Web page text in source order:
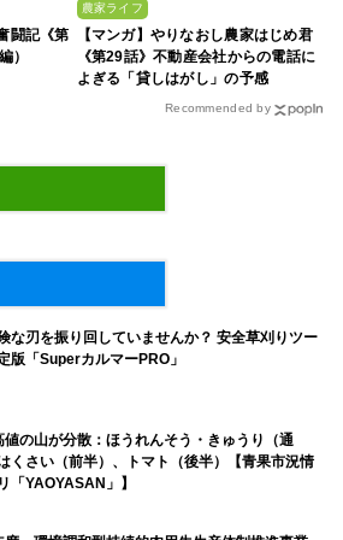
闘記《第
）
農家ライフ
【マンガ】やりなおし農家はじめ君
《第29話》不動産会社からの電話に
よぎる「貸しはがし」の予感
Recommended by
な刃を振り回していませんか？ 安全草刈りツー
版「SuperカルマーPRO」
値の山が分散：ほうれんそう・きゅうり（通
くさい（前半）、トマト（後半）【青果市況情
「YAOYASAN」】